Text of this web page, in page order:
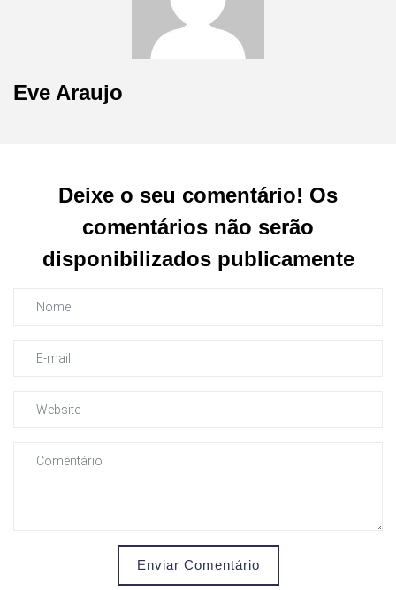
Eve Araujo
Deixe o seu comentário! Os
comentários não serão
disponibilizados publicamente
Enviar Comentário